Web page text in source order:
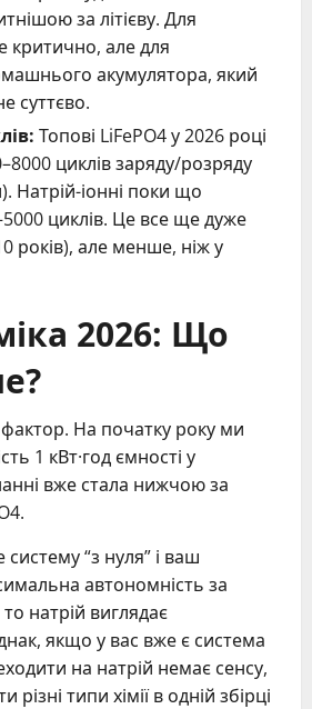
за літієву. Для
критично, але для
акумулятора, який
суттєво.
Топові LiFePO4 у 2026 році
циклів заряду/розряду
Натрій-іонні поки що
циклів. Це все ще дуже
років), але менше, ніж у
2026: Що
На початку року ми
1 кВт·год ємності у
вже стала нижчою за
“з нуля” і ваш
автономність за
натрій виглядає
якщо у вас вже є система
на натрій немає сенсу,
різні типи хімії в одній збірці